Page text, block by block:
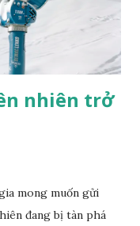
nhiên trở
mong muốn gửi
đang bị tàn phá